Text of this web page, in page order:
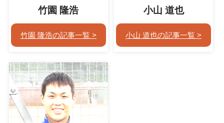
竹園 隆浩
竹園 隆浩の記事一覧
小山 道也
小山 道也の記事一覧